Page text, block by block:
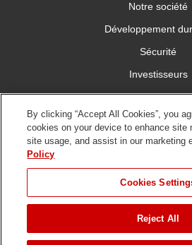
Notre société
Développement
Sécurité
Investisseurs
Carrières
Connectez-vous
d'utilisation
Politique de
confidentialité
By clicking “Accept All Cookies”, you
cookies on your device to enhance site
site usage, and assist in our marketing
Policy
Cookies
Reject All